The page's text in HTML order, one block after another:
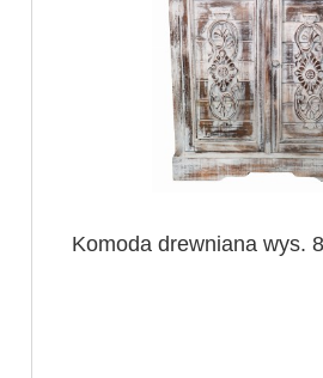
Komoda drewniana wys.